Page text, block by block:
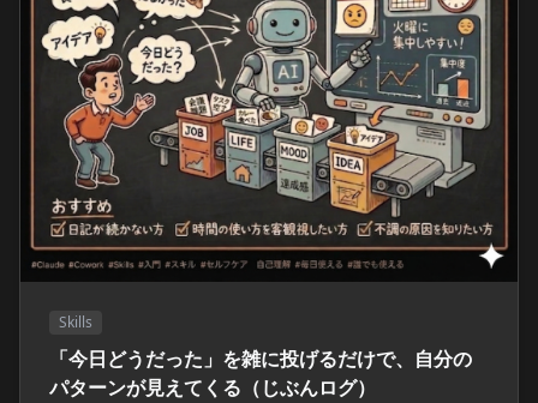
Skills
「今日どうだった」を雑に投げるだけで、自分の
パターンが見えてくる（じぶんログ）